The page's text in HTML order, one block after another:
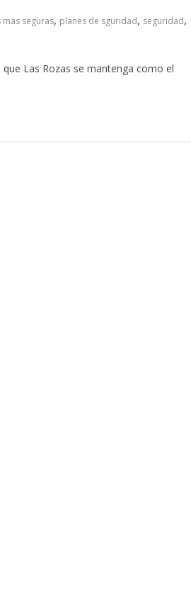
seguras, planes de sguridad, seguridad,
Las Rozas se mantenga como el